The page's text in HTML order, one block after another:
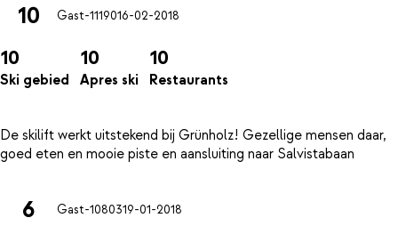
10 Gast-1119016-02-2018
10
Ski gebied
10
Apres ski
10
Restaurants
De skilift werkt uitstekend bij Grünholz! Gezellige mensen daar,
6 Gast-1080319-01-2018